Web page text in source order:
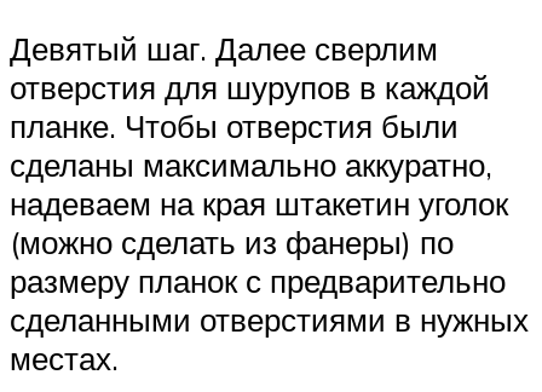
Девятый шаг. Далее сверлим
отверстия для шурупов в каждой
планке. Чтобы отверстия были
сделаны максимально аккуратно,
надеваем на края штакетин уголок
(можно сделать из фанеры) по
размеру планок с предварительно
сделанными отверстиями в нужных
местах.